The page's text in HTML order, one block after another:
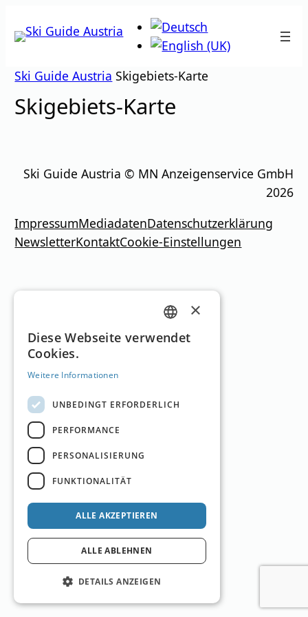
Inhalt
Ski Guide Austria Skigebiets-Karte
Skigebiets-Karte
Ski Guide Austria © MN Anzeigenservice GmbH
2026
ImpressumMediadatenDatenschutzerklärung
NewsletterKontaktCookie-Einstellungen
GERMAN
×
Diese Webseite verwendet
Cookies.
Weitere Informationen
UNBEDINGT ERFORDERLICH
PERFORMANCE
PERSONALISIERUNG
FUNKTIONALITÄT
ALLE AKZEPTIEREN
ALLE ABLEHNEN
DETAILS ANZEIGEN